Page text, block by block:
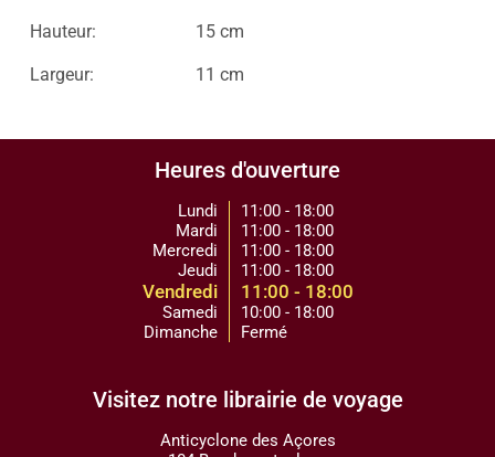
Hauteur: 15 cm
Largeur: 11 cm
Heures d'ouverture
Lundi
Mardi
Mercredi
Jeudi
Vendredi
Samedi
Dimanche
11:00 - 18:00
11:00 - 18:00
11:00 - 18:00
11:00 - 18:00
11:00 - 18:00
10:00 - 18:00
Fermé
Visitez notre librairie de voyage
Anticyclone des Açores